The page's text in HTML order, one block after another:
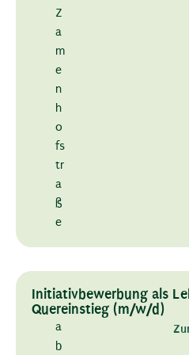
Z
a
m
e
n
h
o
fs
tr
a
ß
e
Initiativbewerbung als
Quereinstieg (m/w/d)
a
b